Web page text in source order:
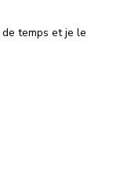
temps et je le